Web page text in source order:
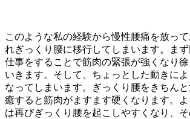
このような私の経験から慢性腰痛を放っ
れぎっくり腰に移行してしまいます。ま
仕事をすることで筋肉の緊張が強くなり
いきます。そして、ちょっとした動きに
なってしまいます。ぎっくり腰をきちん
癒すると筋肉がますます硬くなります。
は再びぎっくり腰を起こしやすくなり、